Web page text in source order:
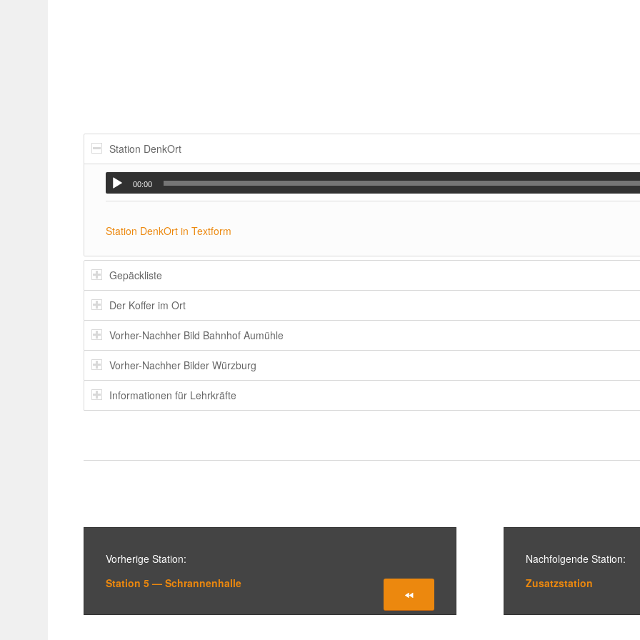
Station DenkOrt
00:00
Station DenkOrt in Textform
Gepäck­liste
Der Koffer im Ort
Vorher-Nachher Bild Bahnhof Aumühle
Vorher-Nachher Bilder Würzburg
Infor­ma­tionen für Lehrkräfte
Vorhe­rige Station:
Station 5 — Schrannenhalle
Nach­fol­gende Station:
Zusatz­sta­tion